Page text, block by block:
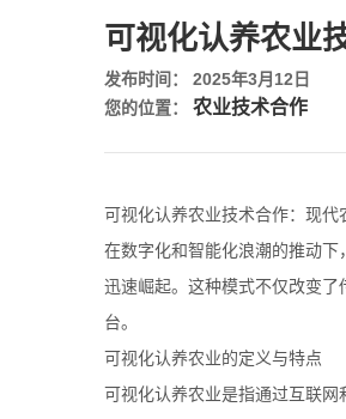
可视化认养农业
发布时间： 2025年3月12日
您的位置： 农业技术合作
可视化认养农业技术合作：现代
在数字化和智能化浪潮的推动
迅速崛起。这种模式不仅改变
台。
可视化认养农业的定义与特点
可视化认养农业是指通过互联网